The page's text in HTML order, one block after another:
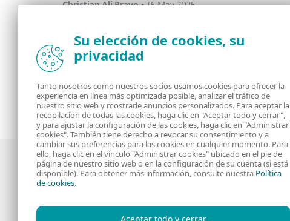
Christian Ali Bravo•16 May 2025
comunidad de seguridad de ESET
Su elección de cookies, su
privacidad
Tanto nosotros como nuestros socios usamos cookies para ofrecer la
experiencia en línea más optimizada posible, analizar el tráfico de
nuestro sitio web y mostrarle anuncios personalizados. Para aceptar la
recopilación de todas las cookies, haga clic en "Aceptar todo y cerrar",
y para ajustar la configuración de las cookies, haga clic en "Administrar
cookies". También tiene derecho a revocar su consentimiento y a
cambiar sus preferencias para las cookies en cualquier momento. Para
ello, haga clic en el vínculo "Administrar cookies" ubicado en el pie de
página de nuestro sitio web o en la configuración de su cuenta (si está
disponible). Para obtener más información, consulte nuestra Política
de cookies.